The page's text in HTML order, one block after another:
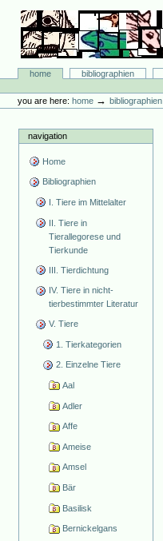
content.
navigation
Bibliographie-Portal
Sectionshome bibliographien
tools
you are here: home →bibliographien
navigation
Home
Bibliographien
I. Tiere im Mittelalter
II. Tiere in
Tierallegorese und
Tierkunde
III. Tierdichtung
IV. Tiere in nicht-
tierbestimmter Literatur
V. Tiere
1. Tierkategorien
2. Einzelne Tiere
Aal
Adler
Affe
Ameise
Amsel
Bär
Basilisk
Bernickelgans